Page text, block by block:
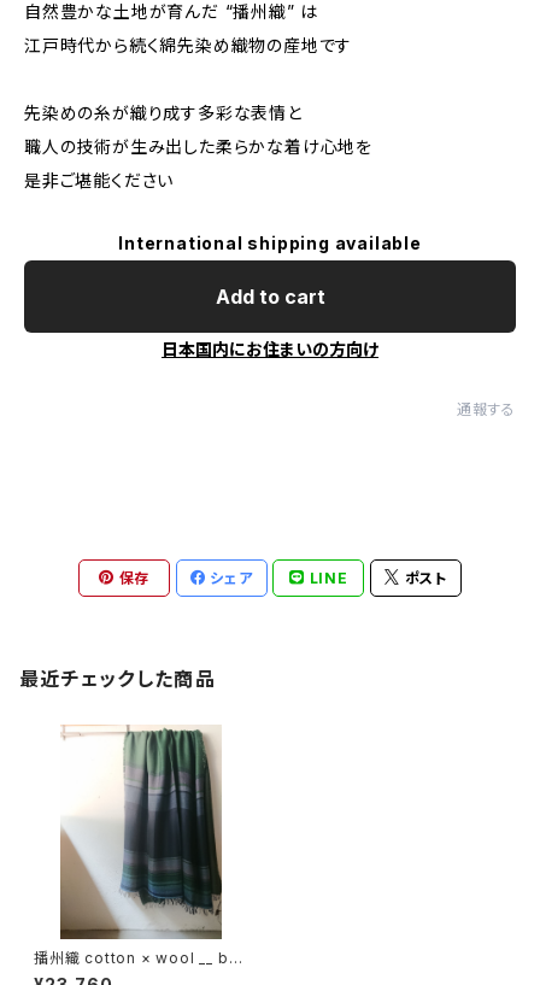
自然豊かな土地が育んだ “播州織” は
江戸時代から続く綿先染め織物の産地です
先染めの糸が織り成す多彩な表情と
職人の技術が生み出した柔らかな着け心地を
是非ご堪能ください
International shipping available
Add to cart
日本国内にお住まいの方向け
通報する
保存 シェア LINE ポスト
最近チェックした商品
播州織 cotton × wool __ bor
der 220-120 虫時雨GK